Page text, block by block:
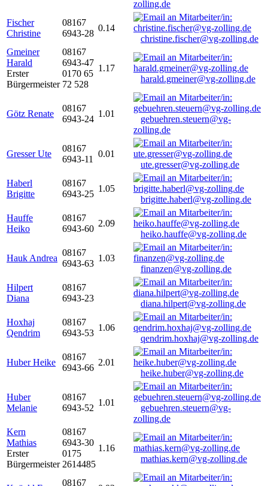
zolling.de
Fischer
Christine
08167
6943-28
0.14
christine.fischer@vg-zolling.de
Gmeiner
Harald
Erster
Bürgermeister
08167
6943-47
0170 65
72 528
1.17
harald.gmeiner@vg-zolling.de
Götz Renate
08167
6943-24
1.01
gebuehren.steuern@vg-
zolling.de
Gresser Ute
08167
6943-11
0.01
ute.gresser@vg-zolling.de
Haberl
Brigitte
08167
6943-25
1.05
brigitte.haberl@vg-zolling.de
Hauffe
Heiko
08167
6943-60
2.09
heiko.hauffe@vg-zolling.de
Hauk Andrea
08167
6943-63
1.03
finanzen@vg-zolling.de
Hilpert
Diana
08167
6943-23
diana.hilpert@vg-zolling.de
Hoxhaj
Qendrim
08167
6943-53
1.06
qendrim.hoxhaj@vg-zolling.de
Huber Heike
08167
6943-66
2.01
heike.huber@vg-zolling.de
Huber
Melanie
08167
6943-52
1.01
gebuehren.steuern@vg-
zolling.de
Kern
Mathias
Erster
Bürgermeister
08167
6943-30
0175
2614485
1.16
mathias.kern@vg-zolling.de
08167